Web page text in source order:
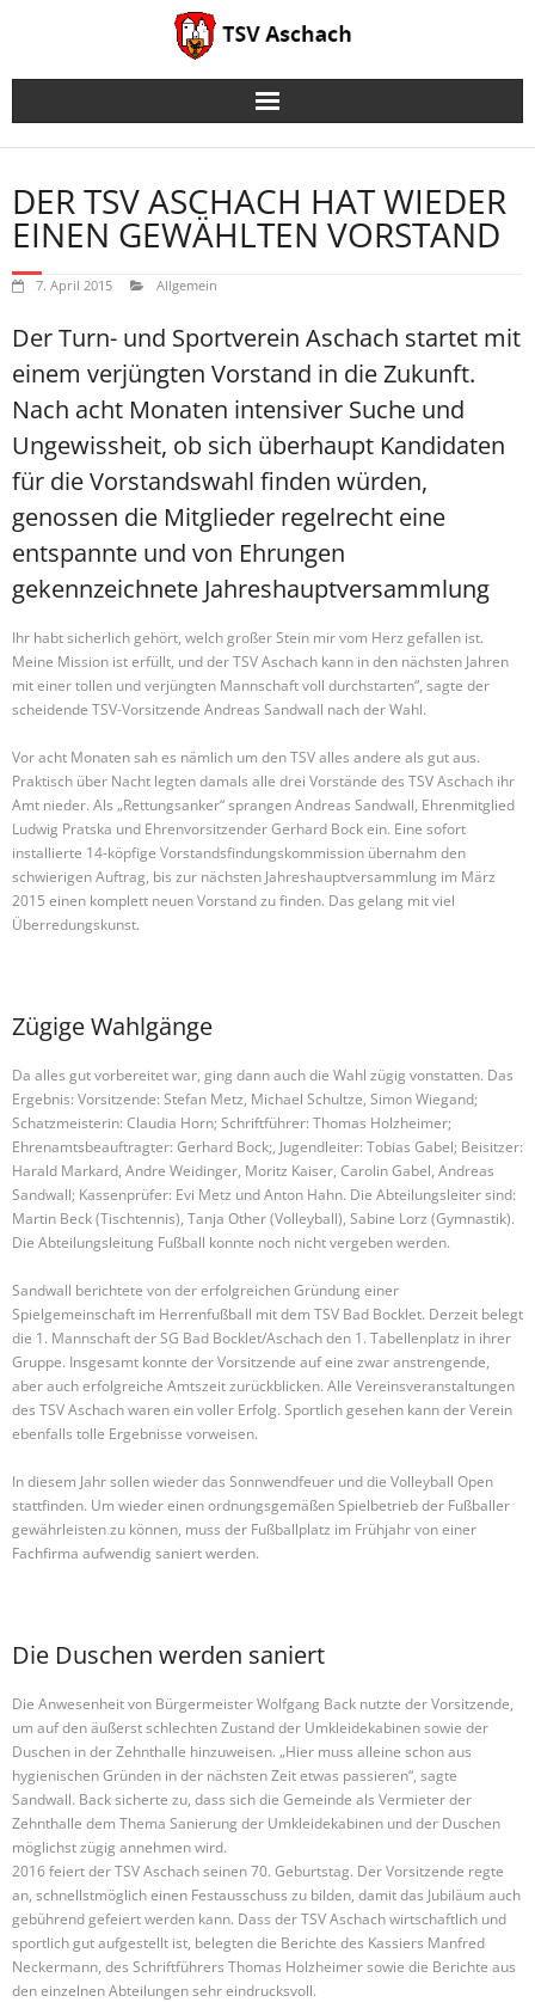
DER TSV ASCHACH HAT WIEDER
EINEN GEWÄHLTEN VORSTAND
7. April 2015 Allgemein
Der Turn- und Sportverein Aschach startet mit
einem verjüngten Vorstand in die Zukunft.
Nach acht Monaten intensiver Suche und
Ungewissheit, ob sich überhaupt Kandidaten
für die Vorstandswahl finden würden,
genossen die Mitglieder regelrecht eine
entspannte und von Ehrungen
gekennzeichnete Jahreshauptversammlung
Ihr habt sicherlich gehört, welch großer Stein mir vom Herz gefallen ist.
Meine Mission ist erfüllt, und der TSV Aschach kann in den nächsten Jahren
mit einer tollen und verjüngten Mannschaft voll durchstarten“, sagte der
scheidende TSV-Vorsitzende Andreas Sandwall nach der Wahl.
Vor acht Monaten sah es nämlich um den TSV alles andere als gut aus.
Praktisch über Nacht legten damals alle drei Vorstände des TSV Aschach ihr
Amt nieder. Als „Rettungsanker“ sprangen Andreas Sandwall, Ehrenmitglied
Ludwig Pratska und Ehrenvorsitzender Gerhard Bock ein. Eine sofort
installierte 14-köpfige Vorstandsfindungskommission übernahm den
schwierigen Auftrag, bis zur nächsten Jahreshauptversammlung im März
2015 einen komplett neuen Vorstand zu finden. Das gelang mit viel
Überredungskunst.
Zügige Wahlgänge
Da alles gut vorbereitet war, ging dann auch die Wahl zügig vonstatten. Das
Ergebnis: Vorsitzende: Stefan Metz, Michael Schultze, Simon Wiegand;
Schatzmeisterin: Claudia Horn; Schriftführer: Thomas Holzheimer;
Ehrenamtsbeauftragter: Gerhard Bock;, Jugendleiter: Tobias Gabel; Beisitzer:
Harald Markard, Andre Weidinger, Moritz Kaiser, Carolin Gabel, Andreas
Sandwall; Kassenprüfer: Evi Metz und Anton Hahn. Die Abteilungsleiter sind:
Martin Beck (Tischtennis), Tanja Other (Volleyball), Sabine Lorz (Gymnastik).
Die Abteilungsleitung Fußball konnte noch nicht vergeben werden.
Sandwall berichtete von der erfolgreichen Gründung einer
Spielgemeinschaft im Herrenfußball mit dem TSV Bad Bocklet. Derzeit belegt
die 1. Mannschaft der SG Bad Bocklet/Aschach den 1. Tabellenplatz in ihrer
Gruppe. Insgesamt konnte der Vorsitzende auf eine zwar anstrengende,
aber auch erfolgreiche Amtszeit zurückblicken. Alle Vereinsveranstaltungen
des TSV Aschach waren ein voller Erfolg. Sportlich gesehen kann der Verein
ebenfalls tolle Ergebnisse vorweisen.
In diesem Jahr sollen wieder das Sonnwendfeuer und die Volleyball Open
stattfinden. Um wieder einen ordnungsgemäßen Spielbetrieb der Fußballer
gewährleisten zu können, muss der Fußballplatz im Frühjahr von einer
Fachfirma aufwendig saniert werden.
Die Duschen werden saniert
Die Anwesenheit von Bürgermeister Wolfgang Back nutzte der Vorsitzende,
um auf den äußerst schlechten Zustand der Umkleidekabinen sowie der
Duschen in der Zehnthalle hinzuweisen. „Hier muss alleine schon aus
hygienischen Gründen in der nächsten Zeit etwas passieren“, sagte
Sandwall. Back sicherte zu, dass sich die Gemeinde als Vermieter der
Zehnthalle dem Thema Sanierung der Umkleidekabinen und der Duschen
möglichst zügig annehmen wird.
2016 feiert der TSV Aschach seinen 70. Geburtstag. Der Vorsitzende regte
an, schnellstmöglich einen Festausschuss zu bilden, damit das Jubiläum auch
gebührend gefeiert werden kann. Dass der TSV Aschach wirtschaftlich und
sportlich gut aufgestellt ist, belegten die Berichte des Kassiers Manfred
Neckermann, des Schriftführers Thomas Holzheimer sowie die Berichte aus
den einzelnen Abteilungen sehr eindrucksvoll.